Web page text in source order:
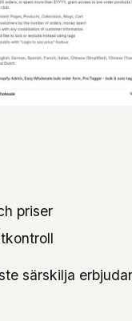
priser
särskilja